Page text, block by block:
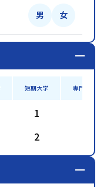
男 女
短期大学 専門学校
1
2